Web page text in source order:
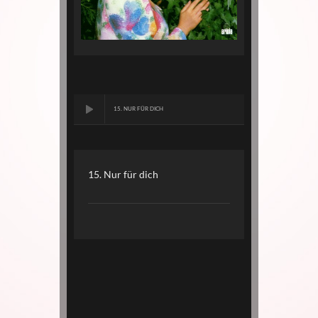
15. NUR FÜR DICH
15. Nur für dich